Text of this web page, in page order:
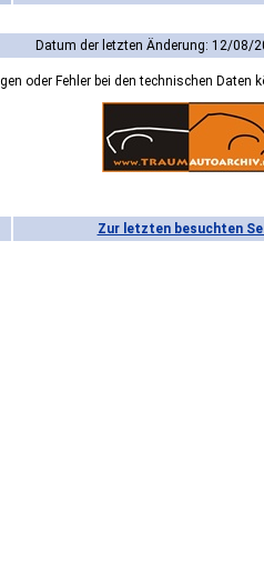
Datum der letzten Änderung: 12/08/
oder Fehler bei den technischen Daten
Zur letzten besuchten